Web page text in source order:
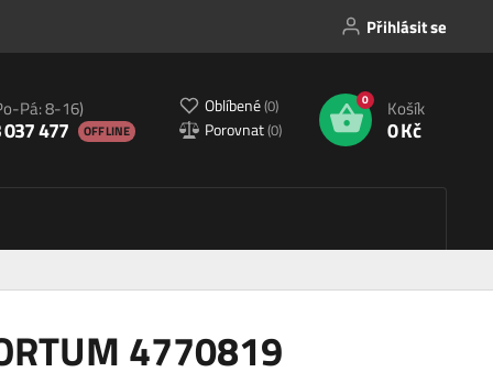
Přihlásit se
Pá: 8-16)
477 OFFLINE
Oblíbené(0)
Porovnat(0)
0 Košík
0 Kč
4770819